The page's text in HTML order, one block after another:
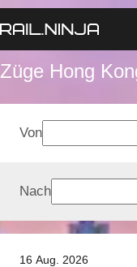
Züge Hong
16 Aug. 2026
Von
Nach